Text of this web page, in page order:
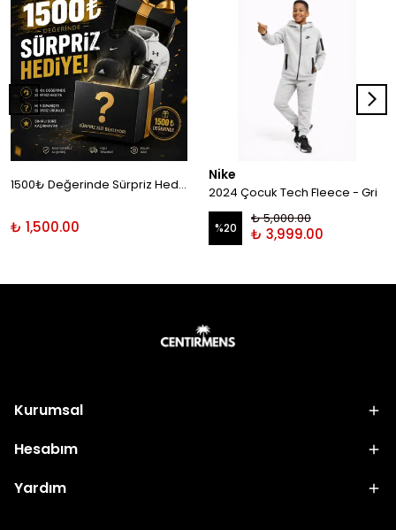
1500₺ Değerinde Sürpriz Hediye!
₺ 1,500.00
Nike
2024 Çocuk Tech Fleece - Gri
%20
₺ 5,000.00
₺ 3,999.00
Kurumsal
Hesabım
Yardım